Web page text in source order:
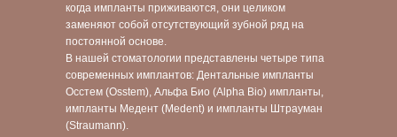
когда импланты приживаются, они целиком
заменяют собой отсутствующий зубной ряд на
постоянной основе.
В нашей стоматологии представлены четыре типа
современных имплантов: Дентальные импланты
Осстем (Osstem), Альфа Био (Alpha Bio) импланты,
импланты Медент (Medent) и импланты Штрауман
(Straumann).